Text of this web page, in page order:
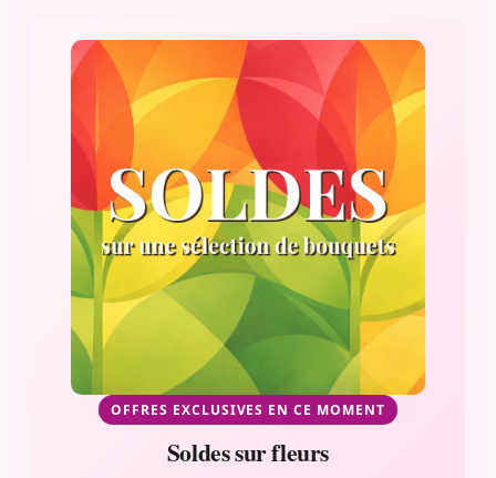
OFFRES EXCLUSIVES EN CE MOMENT
Soldes sur fleurs